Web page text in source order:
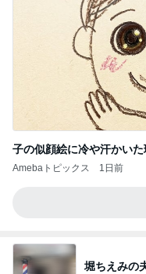
子の似顔絵に冷や汗かいた
Amebaトピックス 1日前
堀ちえみの